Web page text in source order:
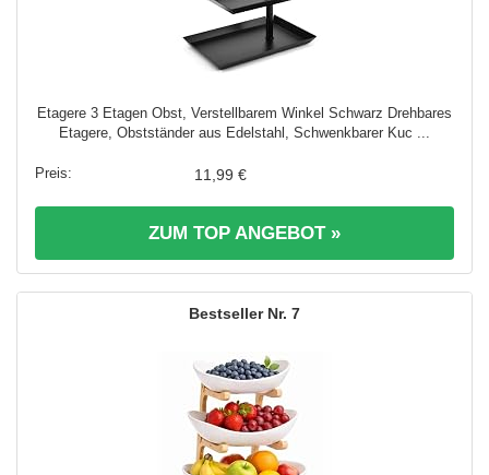
Etagere 3 Etagen Obst, Verstellbarem Winkel Schwarz Drehbares
Etagere, Obstständer aus Edelstahl, Schwenkbarer Kuc ...
11,99 €
ZUM TOP ANGEBOT »
7